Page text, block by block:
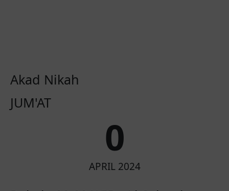
Akad Nikah
JUM'AT
APRIL 2024
0